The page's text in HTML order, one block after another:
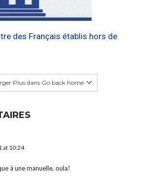
des Français établis hors de
Plus dans Go back home
at 10:24
à une manuelle, oula!